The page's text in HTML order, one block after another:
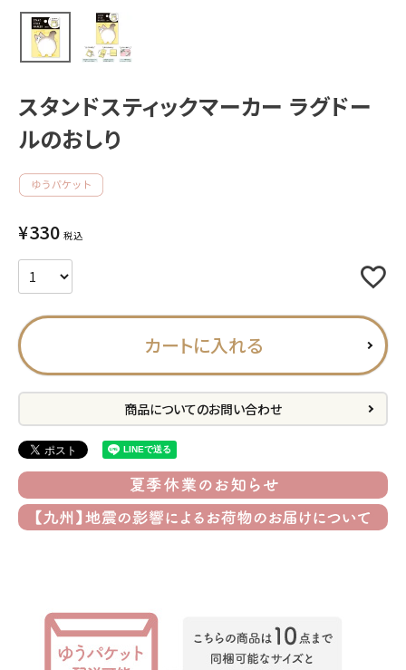
モチーフから探す
アイテムから探す
INFORMATION
お知らせ
ご利用ガイド
よくあるご質問
プライバシーポリシー
特定商取引法について
お問い合わせ
ACCOUNT MENU
ようこそ ゲスト 様
meeting_room ログイン person 会員登録
公式 デコ部 公式
スタンドスティックマーカー ラグドー
ルのおしり
¥330 税込
カートに入れる
商品についてのお問い合わせ